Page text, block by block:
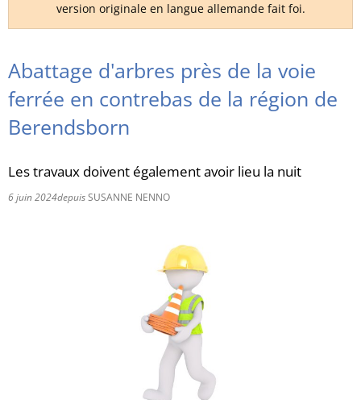
RU
version originale en langue allemande fait foi.
Abattage d'arbres près de la voie
ferrée en contrebas de la région de
Berendsborn
Les travaux doivent également avoir lieu la nuit
6 juin 2024depuisSUSANNE NENNO